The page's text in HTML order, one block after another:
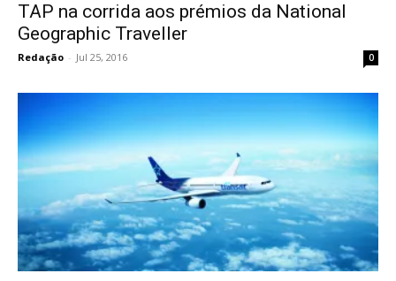
TAP na corrida aos prémios da National
Geographic Traveller
Redação - Jul 25, 2016 0